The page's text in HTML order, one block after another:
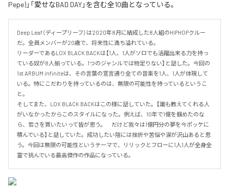
Pepe)」「愛せなBAD DAY」を含む全10曲となっている。
Deep Leaf（ディープリーフ）は2020年8月に結成した8人組のHIPHOPクルー
だ。全員メンバーが20歳で、将来性に満ち溢れている。
リーダーであるLOX BLACK BACKは【1人、1人がソロでも活躍出来る力を持っ
ている奴が8人揃っている。1つのジャンルでは物足りない】と話した。今回の
1st ARBUM infiniteは、その言葉の宣言通り全ての音楽を1人、1人が体現して
いる。特にこだわりを持っているのは、無限の可能性を持っているというこ
と。
そしてまた、LOX BLACK BACKはこの様に話していた。【誰も教えてくれる人
がいなかったからこのスタイルになった。例えば、10年で1億を掴めたのな
ら、若さを買いたいって皆が思う。　だけど我々は1億円分の夢を今ポッケに
積んでいる】と話していた。成功したい陰には挫折や苦悩や涙が沢山あると思
う。今回は無限の可能性というテーマで、リリックとフローに1人1人が全身全
霊で挑んでいる最高傑作の作品になっている。